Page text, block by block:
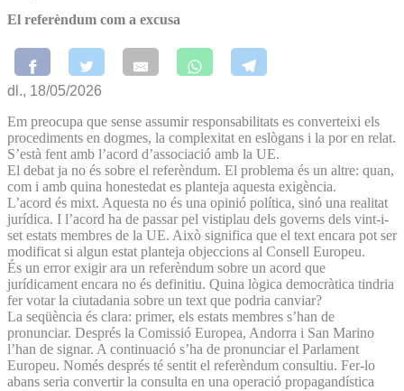
El referèndum com a excusa
dl., 18/05/2026
Em preocupa que sense assumir responsabilitats es converteixi els
procediments en dogmes, la complexitat en eslògans i la por en relat.
S’està fent amb l’acord d’associació amb la UE.
El debat ja no és sobre el referèndum. El problema és un altre: quan,
com i amb quina honestedat es planteja aquesta exigència.
L’acord és mixt. Aquesta no és una opinió política, sinó una realitat
jurídica. I l’acord ha de passar pel vistiplau dels governs dels vint-i-
set estats membres de la UE. Això significa que el text encara pot ser
modificat si algun estat planteja objeccions al Consell Europeu.
És un error exigir ara un referèndum sobre un acord que
jurídicament encara no és definitiu. Quina lògica democràtica tindria
fer votar la ciutadania sobre un text que podria canviar?
La seqüència és clara: primer, els estats membres s’han de
pronunciar. Després la Comissió Europea, Andorra i San Marino
l’han de signar. A continuació s’ha de pronunciar el Parlament
Europeu. Només després té sentit el referèndum consultiu. Fer-lo
abans seria convertir la consulta en una operació propagandística